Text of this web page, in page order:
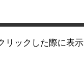
リックした際に表